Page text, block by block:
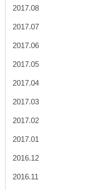
2017.08
2017.07
2017.06
2017.05
2017.04
2017.03
2017.02
2017.01
2016.12
2016.11